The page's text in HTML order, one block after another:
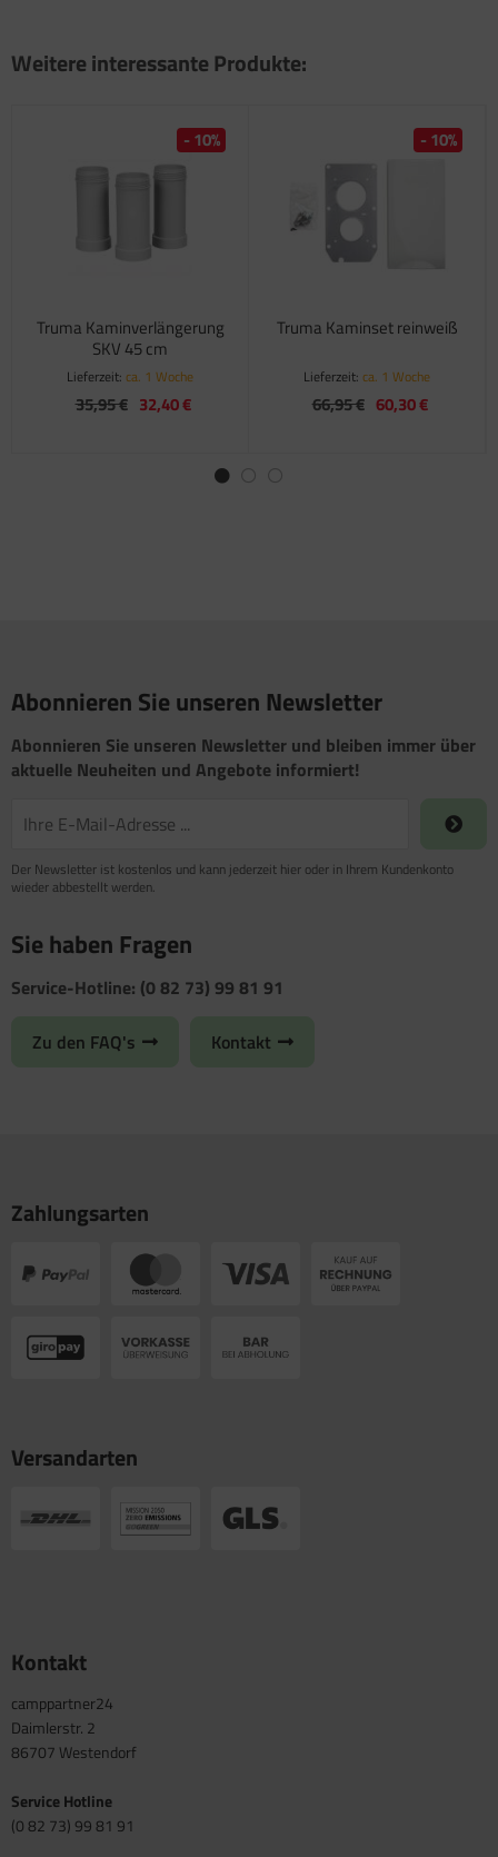
Weitere interessante Produkte:
Truma Kaminverlängerung
SKV 45 cm
Lieferzeit: ca. 1 Woche
35,95 € 32,40 €
- 10%
Truma Kaminset reinweiß
Lieferzeit: ca. 1 Woche
66,95 € 60,30 €
- 10%
Abonnieren Sie unseren Newsletter
Abonnieren Sie unseren Newsletter und bleiben immer über
aktuelle Neuheiten und Angebote informiert!
Der Newsletter ist kostenlos und kann jederzeit hier oder in Ihrem Kundenkonto
wieder abbestellt werden.
Sie haben Fragen
Service-Hotline: (0 82 73) 99 81 91
Zu den FAQ's Kontakt
Zahlungsarten
Versandarten
Kontakt
camppartner24
Daimlerstr. 2
86707 Westendorf
Service Hotline
(0 82 73) 99 81 91